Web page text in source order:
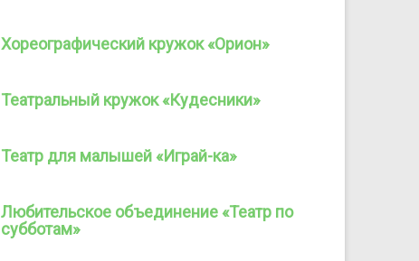
Хореографический кружок «Орион»
Театральный кружок «Кудесники»
Театр для малышей «Играй-ка»
Любительское объединение «Театр по
субботам»